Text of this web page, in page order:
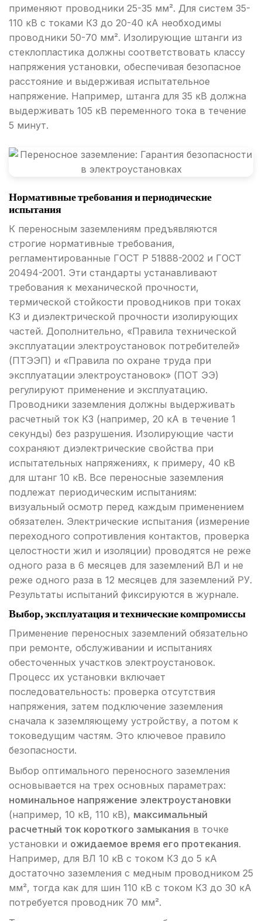
применяют проводники 25-35 мм². Для систем 35-
110 кВ с токами КЗ до 20-40 кА необходимы
проводники 50-70 мм². Изолирующие штанги из
стеклопластика должны соответствовать классу
напряжения установки, обеспечивая безопасное
расстояние и выдерживая испытательное
напряжение. Например, штанга для 35 кВ должна
выдерживать 105 кВ переменного тока в течение
5 минут.
Нормативные требования и периодические
испытания
К переносным заземлениям предъявляются
строгие нормативные требования,
регламентированные ГОСТ Р 51888-2002 и ГОСТ
20494-2001. Эти стандарты устанавливают
требования к механической прочности,
термической стойкости проводников при токах
КЗ и диэлектрической прочности изолирующих
частей. Дополнительно, «Правила технической
эксплуатации электроустановок потребителей»
(ПТЭЭП) и «Правила по охране труда при
эксплуатации электроустановок» (ПОТ ЭЭ)
регулируют применение и эксплуатацию.
Проводники заземления должны выдерживать
расчетный ток КЗ (например, 20 кА в течение 1
секунды) без разрушения. Изолирующие части
сохраняют диэлектрические свойства при
испытательных напряжениях, к примеру, 40 кВ
для штанг 10 кВ. Все переносные заземления
подлежат периодическим испытаниям:
визуальный осмотр перед каждым применением
обязателен. Электрические испытания (измерение
переходного сопротивления контактов, проверка
целостности жил и изоляции) проводятся не реже
одного раза в 6 месяцев для заземлений ВЛ и не
реже одного раза в 12 месяцев для заземлений РУ.
Результаты испытаний фиксируются в журнале.
Выбор, эксплуатация и технические компромиссы
Применение переносных заземлений обязательно
при ремонте, обслуживании и испытаниях
обесточенных участков электроустановок.
Процесс их установки включает
последовательность: проверка отсутствия
напряжения, затем подключение заземления
сначала к заземляющему устройству, а потом к
токоведущим частям. Это ключевое правило
безопасности.
Выбор оптимального переносного заземления
основывается на трех основных параметрах:
номинальное напряжение электроустановки
(например, 10 кВ, 110 кВ), максимальный
расчетный ток короткого замыкания в точке
установки и ожидаемое время его протекания.
Например, для ВЛ 10 кВ с током КЗ до 5 кА
достаточно заземления с медным проводником 25
мм², тогда как для шин 110 кВ с током КЗ до 30 кА
потребуется проводник 70 мм².